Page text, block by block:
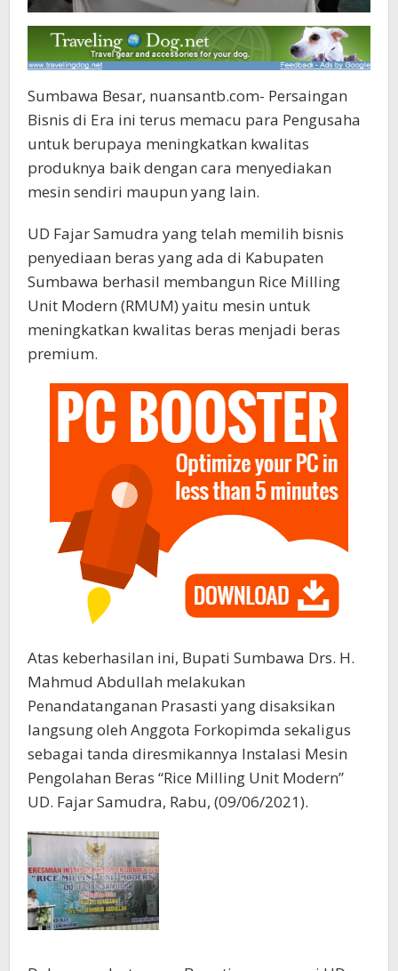
Sumbawa Besar, nuansantb.com- Persaingan
Bisnis di Era ini terus memacu para Pengusaha
untuk berupaya meningkatkan kwalitas
produknya baik dengan cara menyediakan
mesin sendiri maupun yang lain.
UD Fajar Samudra yang telah memilih bisnis
penyediaan beras yang ada di Kabupaten
Sumbawa berhasil membangun Rice Milling
Unit Modern (RMUM) yaitu mesin untuk
meningkatkan kwalitas beras menjadi beras
premium.
Atas keberhasilan ini, Bupati Sumbawa Drs. H.
Mahmud Abdullah melakukan
Penandatanganan Prasasti yang disaksikan
langsung oleh Anggota Forkopimda sekaligus
sebagai tanda diresmikannya Instalasi Mesin
Pengolahan Beras “Rice Milling Unit Modern”
UD. Fajar Samudra, Rabu, (09/06/2021).